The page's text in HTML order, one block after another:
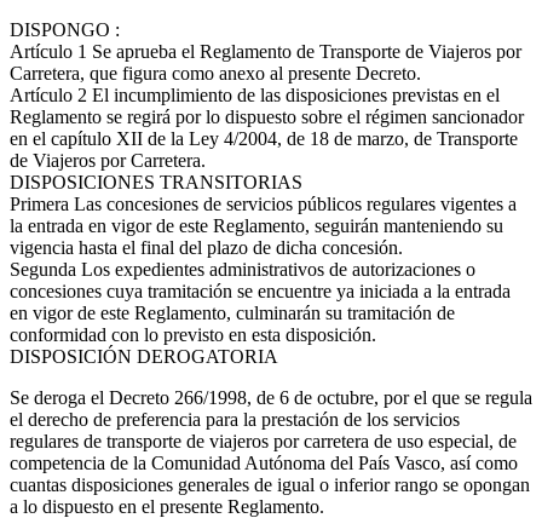
DISPONGO :
Artículo 1 Se aprueba el Reglamento de Transporte de Viajeros por
Carretera, que figura como anexo al presente Decreto.
Artículo 2 El incumplimiento de las disposiciones previstas en el
Reglamento se regirá por lo dispuesto sobre el régimen sancionador
en el capítulo XII de la Ley 4/2004, de 18 de marzo, de Transporte
de Viajeros por Carretera.
DISPOSICIONES TRANSITORIAS
Primera Las concesiones de servicios públicos regulares vigentes a
la entrada en vigor de este Reglamento, seguirán manteniendo su
vigencia hasta el final del plazo de dicha concesión.
Segunda Los expedientes administrativos de autorizaciones o
concesiones cuya tramitación se encuentre ya iniciada a la entrada
en vigor de este Reglamento, culminarán su tramitación de
conformidad con lo previsto en esta disposición.
DISPOSICIÓN DEROGATORIA
Se deroga el Decreto 266/1998, de 6 de octubre, por el que se regula
el derecho de preferencia para la prestación de los servicios
regulares de transporte de viajeros por carretera de uso especial, de
competencia de la Comunidad Autónoma del País Vasco, así como
cuantas disposiciones generales de igual o inferior rango se opongan
a lo dispuesto en el presente Reglamento.